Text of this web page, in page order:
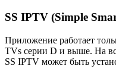
SS IPTV (Simple
Приложение работает
TVs серии D и выше. На
SS IPTV может быть